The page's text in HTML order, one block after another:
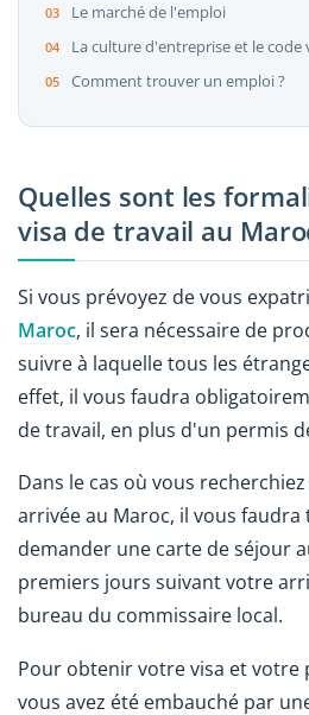
Le marché de l'emploi
La culture d'entreprise et le code
Comment trouver un emploi ?
Quelles sont les
visa de travail au
Si vous prévoyez de vous
Maroc, il sera nécessaire de
suivre à laquelle tous les
effet, il vous faudra
de travail, en plus d'un permis
Dans le cas où vous
arrivée au Maroc, il vous
demander une carte de séjour
premiers jours suivant votre
bureau du commissaire local.
Pour obtenir votre visa et votre
vous avez été embauché par